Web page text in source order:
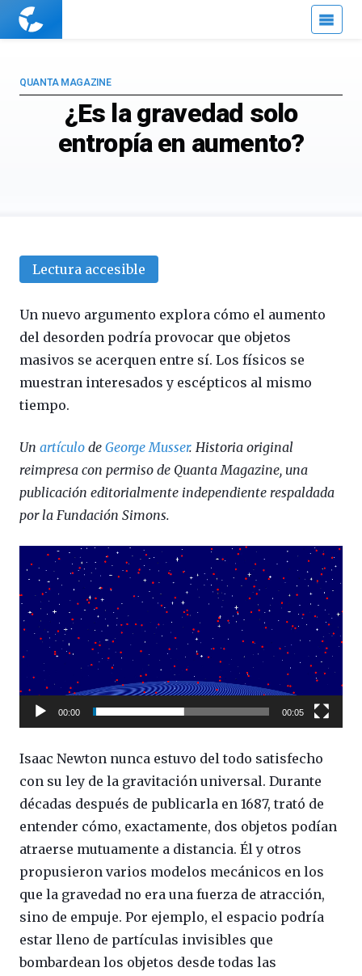
Cuaderno
¿Es la gravedad solo
entropía en aumento?
QUANTA MAGAZINE
Lectura accesible
Un nuevo argumento explora cómo el aumento
del desorden podría provocar que objetos
masivos se acerquen entre sí. Los físicos se
muestran interesados ​​y escépticos al mismo
tiempo.
Un artículo de George Musser. Historia original
reimpresa con permiso de Quanta Magazine, una
publicación editorialmente independiente respaldada
por la Fundación Simons.
Reproductor
de
vídeo
00:00 00:05
Isaac Newton nunca estuvo del todo satisfecho
con su ley de la gravitación universal. Durante
décadas después de publicarla en 1687, trató de
entender cómo, exactamente, dos objetos podían
atraerse mutuamente a distancia. Él y otros
propusieron varios modelos mecánicos en los
que la gravedad no era una fuerza de atracción,
sino de empuje. Por ejemplo, el espacio podría
estar lleno de partículas invisibles que
bombardean los objetos desde todas las